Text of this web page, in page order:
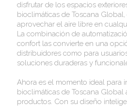
disfrutar de los espacios
bioclimáticas de Toscana
aprovechar el aire libre en
La combinación de
confort las convierte en una
distribuidores como para
soluciones duraderas y
Ahora es el momento ideal para
bioclimáticas de Toscana Global
productos. Con su diseño